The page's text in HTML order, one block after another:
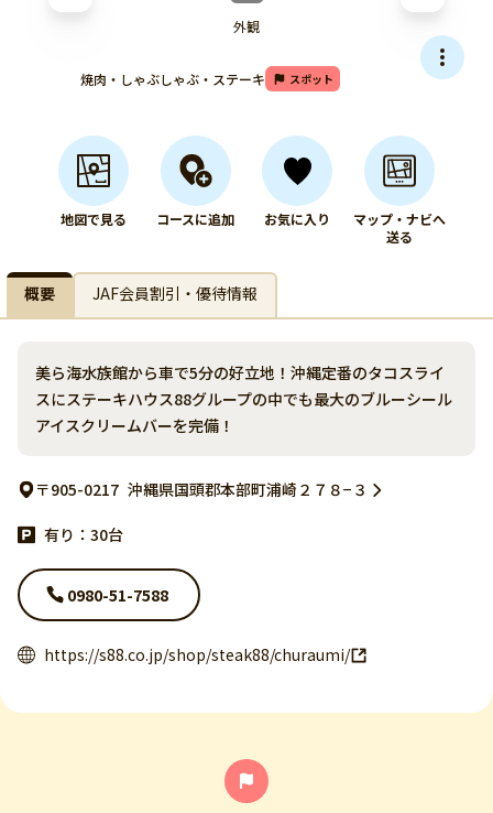
外観
焼肉・しゃぶしゃぶ・ステーキ スポット
地図で見る コースに追加 お気に入り
マップ・ナビへ
送る
概要 JAF会員割引・優待情報
美ら海水族館から車で5分の好立地！沖縄定番のタコスライ
スにステーキハウス88グループの中でも最大のブルーシール
アイスクリームバーを完備！
〒905-0217 沖縄県国頭郡本部町浦崎２７８−３
有り：30台
0980-51-7588
https://s88.co.jp/shop/steak88/churaumi/